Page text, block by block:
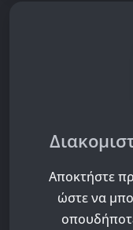
Αποκτήστε
ώστε να